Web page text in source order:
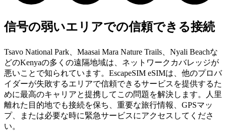
信号の弱いエリアでの信頼できる接続
Tsavo National Park、Maasai Mara Nature Trails、Nyali Beachな
どのKenyaの多くの遠隔地域は、ネットワークカバレッジが
悪いことで知られています。EscapeSIM eSIMは、他のプロバ
イダーが失敗するエリアで信頼できるサービスを提供するた
めに最高のキャリアと提携してこの問題を解決します。人里
離れた目的地でも接続を保ち、重要な旅行情報、GPSマッ
プ、または必要な時に緊急サービスにアクセスしてくださ
い。